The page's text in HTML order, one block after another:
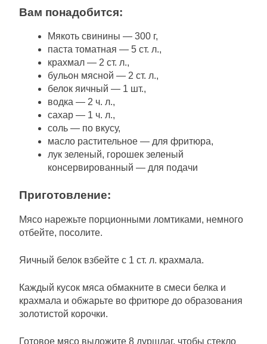
Вам понадобится:
Мякоть свинины — 300 г,
паста томатная — 5 ст. л.,
крахмал — 2 ст. л.,
бульон мясной — 2 ст. л.,
белок яичный — 1 шт.,
водка — 2 ч. л.,
сахар — 1 ч. л.,
соль — по вкусу,
масло растительное — для фритюра,
лук зеленый, горошек зеленый
консервированный — для подачи
Приготовление:
Мясо нарежьте порционными ломтиками, немного
отбейте, посолите.
Яичный белок взбейте с 1 ст. л. крахмала.
Каждый кусок мяса обмакните в смеси белка и
крахмала и обжарьте во фритюре до образования
золотистой корочки.
Готовое мясо выложите 8 дуршлаг, чтобы стекло